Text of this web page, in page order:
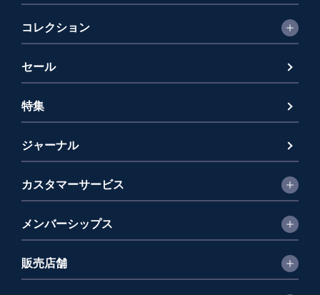
コレクション
セール
特集
ジャーナル
カスタマーサービス
メンバーシップス
販売店舗